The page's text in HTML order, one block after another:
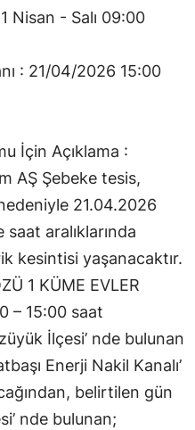
Nisan - Salı 09:00
: 21/04/2026 15:00
İçin Açıklama :
AŞ Şebeke tesis,
21.04.2026
aralıklarında
kesintisi yaşanacaktır.
1 KÜME EVLER
– 15:00 saat
İlçesi’ nde bulunan
Enerji Nakil Kanalı’
belirtilen gün
nde bulunan;